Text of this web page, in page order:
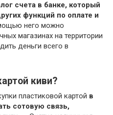
счета в банке, который
функций по оплате и
него можно
магазинах на территории
деньги всего в
киви?
пластиковой картой в
сотовую связь,